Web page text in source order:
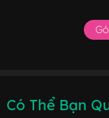
Có Thể Bạn